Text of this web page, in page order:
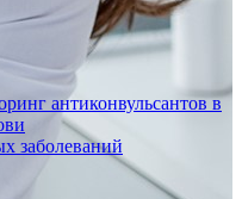
антиконвульсантов в
заболеваний